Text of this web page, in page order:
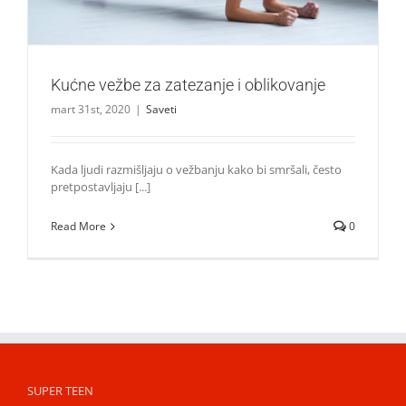
Kućne vežbe za zatezanje i oblikovanje
mart 31st, 2020 | Saveti
Kada ljudi razmišljaju o vežbanju kako bi smršali, često
pretpostavljaju [...]
Read More 0
SUPER TEEN